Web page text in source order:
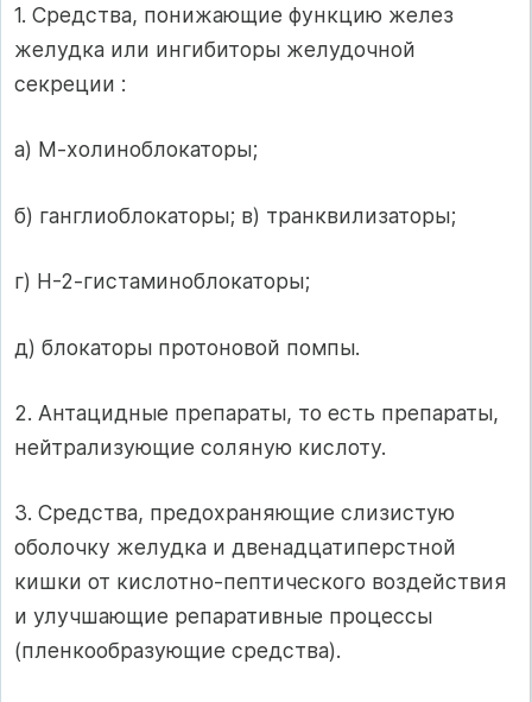
1. Средства, понижающие функцию желез
желудка или ингибиторы желудочной
секреции :
а) М-холиноблокаторы;
б) ганглиоблокаторы; в) транквилизаторы;
г) Н-2-гистаминоблокаторы;
д) блокаторы протоновой помпы.
2. Антацидные препараты, то есть препараты,
нейтрализующие соляную кислоту.
3. Средства, предохраняющие слизистую
оболочку желудка и двенадцатиперстной
кишки от кислотно-пептического воздействия
и улучшающие репаративные процессы
(пленкообразующие средства).